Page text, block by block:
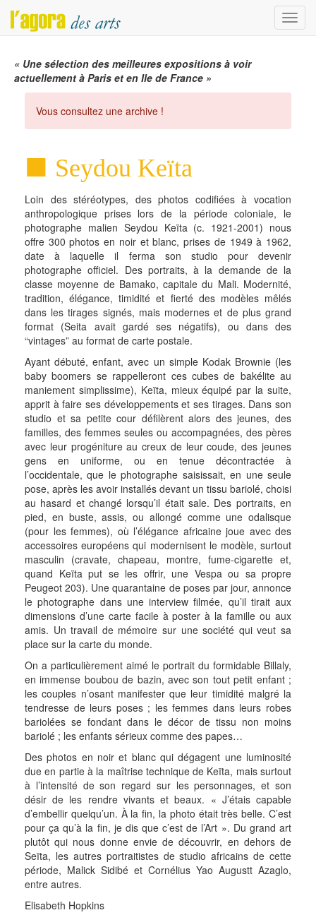
Menu
« Une sélection des meilleures expositions à voir
actuellement à Paris et en Ile de France »
Vous consultez une archive !
Seydou Keïta
Loin des stéréotypes, des photos codifiées à vocation
anthropologique prises lors de la période coloniale, le
photographe malien Seydou Keïta (c. 1921-2001) nous
offre 300 photos en noir et blanc, prises de 1949 à 1962,
date à laquelle il ferma son studio pour devenir
photographe officiel. Des portraits, à la demande de la
classe moyenne de Bamako, capitale du Mali. Modernité,
tradition, élégance, timidité et fierté des modèles mêlés
dans les tirages signés, mais modernes et de plus grand
format (Seita avait gardé ses négatifs), ou dans des
“vintages” au format de carte postale.
Ayant débuté, enfant, avec un simple Kodak Brownie (les
baby boomers se rappelleront ces cubes de bakélite au
maniement simplissime), Keïta, mieux équipé par la suite,
apprit à faire ses développements et ses tirages. Dans son
studio et sa petite cour défilèrent alors des jeunes, des
familles, des femmes seules ou accompagnées, des pères
avec leur progéniture au creux de leur coude, des jeunes
gens en uniforme, ou en tenue décontractée à
l’occidentale, que le photographe saisissait, en une seule
pose, après les avoir installés devant un tissu bariolé, choisi
au hasard et changé lorsqu’il était sale. Des portraits, en
pied, en buste, assis, ou allongé comme une odalisque
(pour les femmes), où l’élégance africaine joue avec des
accessoires européens qui modernisent le modèle, surtout
masculin (cravate, chapeau, montre, fume-cigarette et,
quand Keïta put se les offrir, une Vespa ou sa propre
Peugeot 203). Une quarantaine de poses par jour, annonce
le photographe dans une interview filmée, qu’il tirait aux
dimensions d’une carte facile à poster à la famille ou aux
amis. Un travail de mémoire sur une société qui veut sa
place sur la carte du monde.
On a particulièrement aimé le portrait du formidable Billaly,
en immense boubou de bazin, avec son tout petit enfant ;
les couples n’osant manifester que leur timidité malgré la
tendresse de leurs poses ; les femmes dans leurs robes
bariolées se fondant dans le décor de tissu non moins
bariolé ; les enfants sérieux comme des papes…
Des photos en noir et blanc qui dégagent une luminosité
due en partie à la maîtrise technique de Keïta, mais surtout
à l’intensité de son regard sur les personnages, et son
désir de les rendre vivants et beaux. « J’étais capable
d’embellir quelqu’un. À la fin, la photo était très belle. C’est
pour ça qu’à la fin, je dis que c’est de l’Art ». Du grand art
plutôt qui nous donne envie de découvrir, en dehors de
Seïta, les autres portraitistes de studio africains de cette
période, Malick Sidibé et Cornélius Yao Augustt Azaglo,
entre autres.
Elisabeth Hopkins